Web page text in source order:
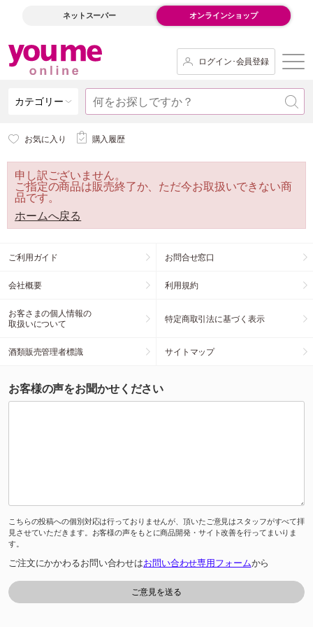
ネットスーパー オンラインショップ
ログイン･会員登録
カテゴリー
お気に入り 購入履歴
申し訳ございません。
ご指定の商品は販売終了か、ただ今お取扱いできない商
品です。
ホームへ戻る
ご利用ガイド お問合せ窓口
会社概要 利用規約
お客さまの個人情報の
取扱いについて
特定商取引法に基づく表示
酒類販売管理者標識 サイトマップ
お客様の声をお聞かせください
こちらの投稿への個別対応は行っておりませんが、頂いたご意見はスタッフがすべて拝
見させていただきます。お客様の声をもとに商品開発・サイト改善を行ってまいりま
す。
ご注文にかかわるお問い合わせはお問い合わせ専用フォームから